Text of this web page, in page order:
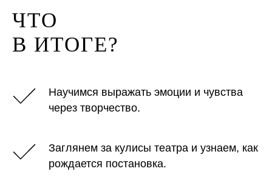
ЧТО
В ИТОГЕ?
Научимся выражать эмоции и чувства
через творчество.
Заглянем за кулисы театра и узнаем, как
рождается постановка.